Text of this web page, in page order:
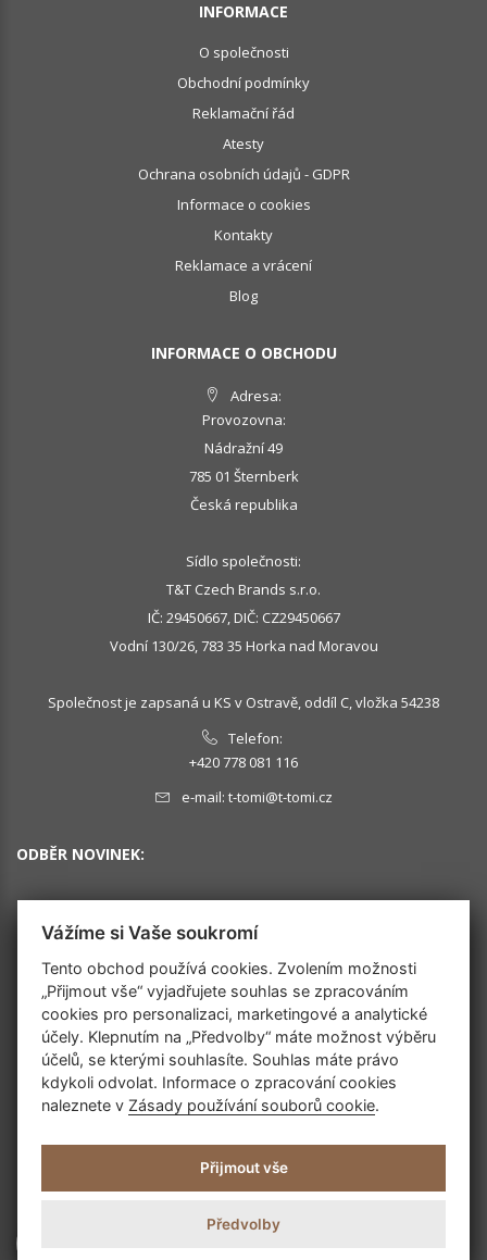
INFORMACE
O společnosti
Obchodní podmínky
Reklamační řád
Atesty
Ochrana osobních údajů - GDPR
Informace o cookies
Kontakty
Reklamace a vrácení
Blog
INFORMACE O OBCHODU
Adresa:
Provozovna:
Nádražní 49
785 01 Šternberk
Česká republika
Sídlo společnosti:
T&T Czech Brands s.r.o.
IČ: 29450667, DIČ: CZ29450667
Vodní 130/26, 783 35 Horka nad Moravou
Společnost je zapsaná u KS v Ostravě, oddíl C, vložka 54238
Telefon:
+420 778 081 116
e-mail: t-tomi@t-tomi.cz
ODBĚR NOVINEK:
OK
SLEDUJTE NÁS
Vážíme si Vaše soukromí
Tento obchod používá cookies. Zvolením možnosti
„Přijmout vše“ vyjadřujete souhlas se zpracováním
cookies pro personalizaci, marketingové a analytické
účely. Klepnutím na „Předvolby“ máte možnost výběru
účelů, se kterými souhlasíte. Souhlas máte právo
kdykoli odvolat. Informace o zpracování cookies
naleznete v Zásady používání souborů cookie.
Přijmout vše
Předvolby